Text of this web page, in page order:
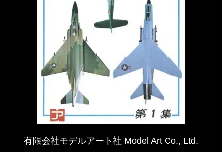
有限会社モデルアート社 Model Art Co., Ltd.